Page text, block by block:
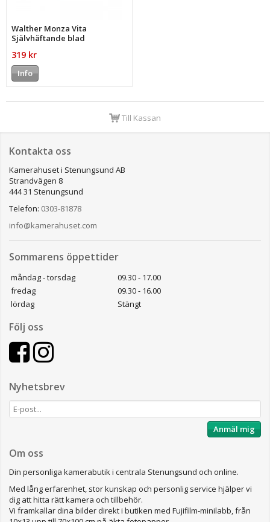
Walther Monza Vita
Självhäftande blad
319 kr
Info
Till Kassan
Kontakta oss
Kamerahuset i Stenungsund AB
Strandvägen 8
444 31 Stenungsund
Telefon: 0303-81878
info@kamerahuset.com
Sommarens öppettider
måndag - torsdag
09.30 - 17.00
fredag
09.30 - 16.00
lördag
Stängt
Följ oss
Nyhetsbrev
Anmäl mig
Om oss
Din personliga kamerabutik i centrala Stenungsund och online.
Med lång erfarenhet, stor kunskap och personlig service hjälper vi
dig att hitta rätt kamera och tillbehör.
Vi framkallar dina bilder direkt i butiken med Fujifilm-minilabb, från